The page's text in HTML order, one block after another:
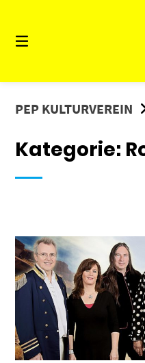
Inhalt
PEP KULTURVEREIN
Kategorie: